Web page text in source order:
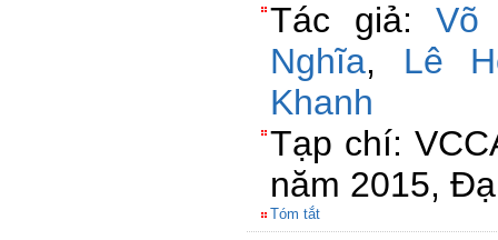
Tác giả: Võ
Nghĩa, Lê
Khanh
Tạp chí:
năm 2015,
Tóm tắt